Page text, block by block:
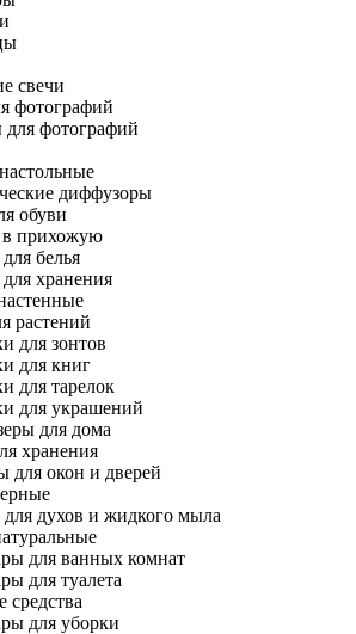
свечи
фотографий
фотографий
диффузоры
обуви
прихожую
белья
хранения
растений
для зонтов
для книг
для тарелок
для украшений
для дома
хранения
для окон и дверей
духов и жидкого мыла
для ванных комнат
для туалета
средства
для уборки